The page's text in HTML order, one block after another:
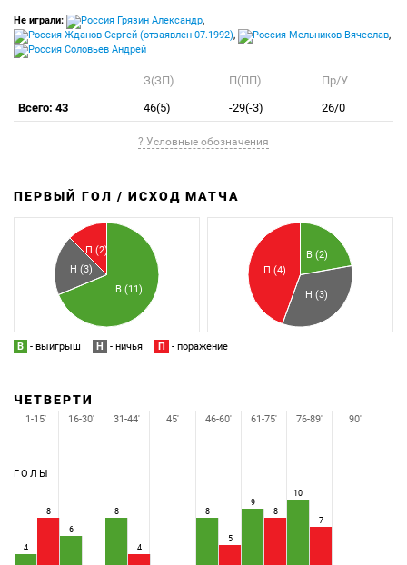
Не играли: Грязин Александр,
Жданов Сергей (отзаявлен 07.1992), Мельников Вячеслав,
Соловьев Андрей
З(ЗП) П(ПП)
Пр/У
Всего: 43
46(5) -29(-3) 26/0
? Условные обозначения
ПЕРВЫЙ ГОЛ / ИСХОД МАТЧА
В (11)
Н (3)
П (2) В (2)
Н (3)
П (4)
В - выигрыш Н - ничья П - поражение
ЧЕТВЕРТИ
ГОЛЫ
4
8
6
8
4
8
5
9
8
10
7
1-15' 16-30' 31-44' 45' 46-60' 61-75' 76-89' 90'